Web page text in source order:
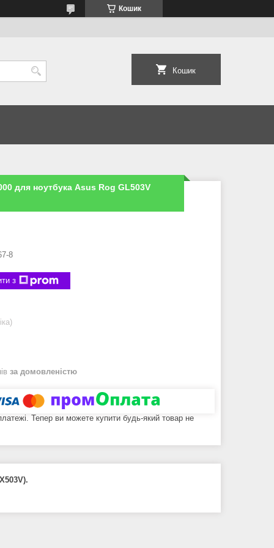
Кошик
Кошик
для ноутбука Asus Rog GL503V
8
з
за домовленістю
Тепер ви можете купити будь-який товар не